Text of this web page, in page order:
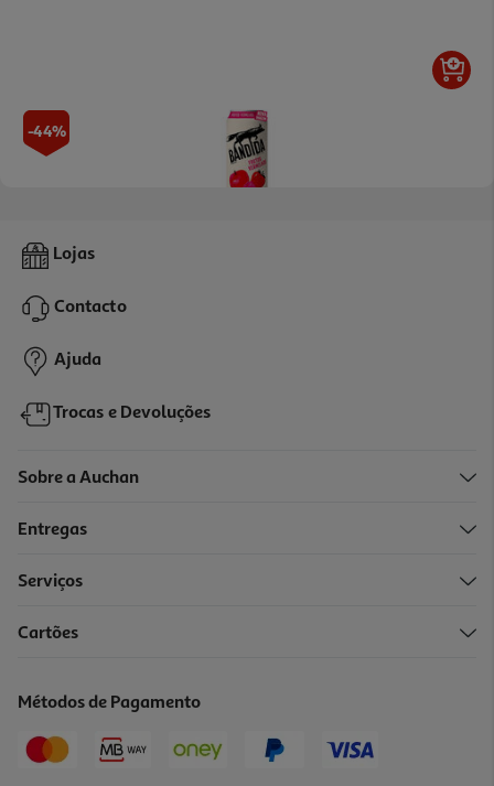
-44%
Sidra Bandida Frutos Verm. Lata 0.50l (sdr)
Price reduced from
2,07 €to
1,15 €
+0,10 € Depósito
Promoção
-44%
Price reduced from
2,07 €to
+0,10 € Depósito
Promoção
Lojas
Contacto
Ajuda
Trocas e Devoluções
Sobre a Auchan
Entregas
Serviços
Cartões
Métodos de Pagamento